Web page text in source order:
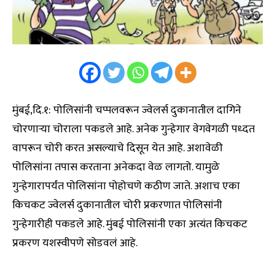
मुंबई,दि.१: पोलिसांनी चप्पलवरून ज्वेलर्स दुकानातील दागिने
चोरणाऱ्या चोराला पकडले आहे. अनेक गुन्हेगार वेगवेगळी पध्दत
वापरून चोरी करत असल्याचे दिसून येत आहे. अशावेळी
पोलिसांना तपास करताना अनेकदा वेळ लागतो. यामुळे
गुन्हेगारापर्यंत पोलिसांना पोहोचणे कठीण जाते. अशाच एका
किचकट ज्वेलर्स दुकानातील चोरी प्रकरणात पोलिसांनी
गुन्हेगारीही पकडले आहे. मुंबई पोलिसांनी एका अत्यंत किचकट
प्रकरण यशस्वीपणे सोडवलं आहे.